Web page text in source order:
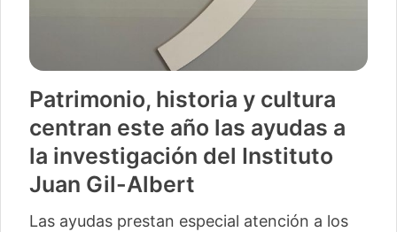
Patrimonio, historia y cultura
centran este año las ayudas a
la investigación del Instituto
Juan Gil-Albert
Las ayudas prestan especial atención a los